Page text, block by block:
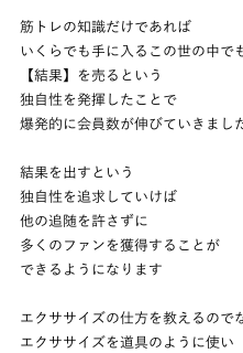
筋トレの知識だけであれば
いくらでも手に入るこの世の中で
【結果】を売るという
独自性を発揮したことで
爆発的に会員数が伸びていきまし
結果を出すという
独自性を追求していけば
他の追随を許さずに
多くのファンを獲得することが
できるようになります
エクササイズの仕方を教えるので
エクササイズを道具のように使い